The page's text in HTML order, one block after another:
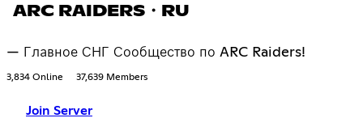
ARC RAIDERS・RU
— Главное СНГ Сообщество по ARC Raiders!
3,834 Online 37,639 Members
Join Server